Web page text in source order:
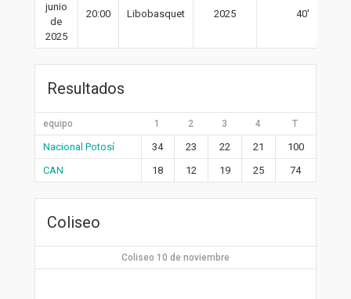
junio
de
2025
20:00 Libobasquet 2025 40′
Resultados
equipo 1 2 3 4 T
Nacional Potosí 34 23 22 21
100
CAN
18 12 19 25 74
Coliseo
Coliseo 10 de noviembre